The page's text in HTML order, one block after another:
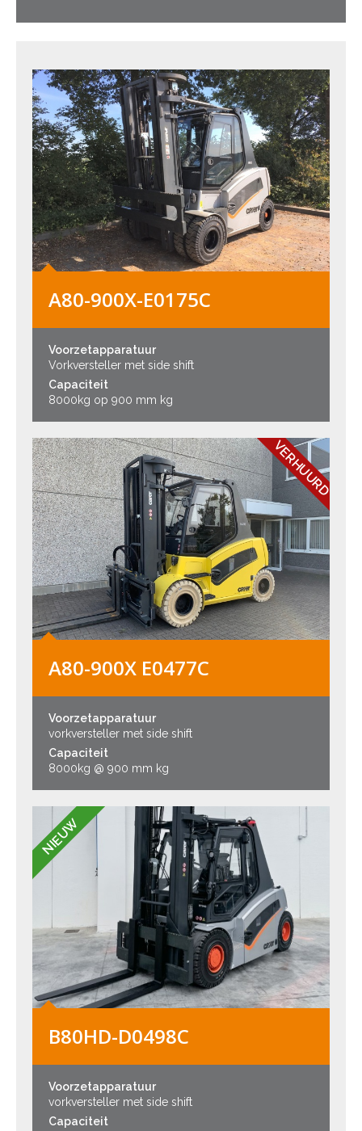
A80-900X-E0175C
Voorzetapparatuur
Vorkversteller met side shift
Capaciteit
8000kg op 900 mm kg
VERHUURD
A80-900X E0477C
Voorzetapparatuur
vorkversteller met side shift
Capaciteit
8000kg @ 900 mm kg
NIEUW
B80HD-D0498C
Voorzetapparatuur
vorkversteller met side shift
Capaciteit